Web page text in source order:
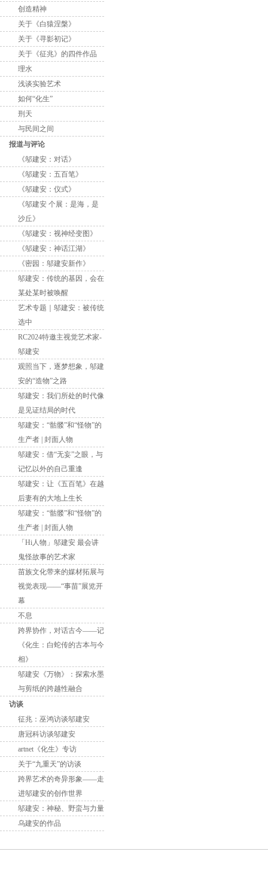
创造精神
关于《白猿涅槃》
关于《寻影初记》
关于《征兆》的四件作品
理水
浅谈实验艺术
如何“化生”
刑天
与民间之间
报道与评论
《邬建安：对话》
《邬建安：五百笔》
《邬建安：仪式》
《邬建安 个展：是海，是
沙丘》
《邬建安：视神经变图》
《邬建安：神话江湖》
《密园：邬建安新作》
邬建安：传统的基因，会在
某处某时被唤醒
艺术专题｜邬建安：被传统
选中
RC2024特邀主视觉艺术家-
邬建安
观照当下，逐梦想象，邬建
安的“造物”之路
邬建安：我们所处的时代像
是见证结局的时代
邬建安：“骷髅”和“怪物”的
生产者 | 封面人物
邬建安：借“无妄”之眼，与
记忆以外的自己重逢
邬建安：让《五百笔》在越
后妻有的大地上生长
邬建安：“骷髅”和“怪物”的
生产者 | 封面人物
「Hi人物」邬建安 最会讲
鬼怪故事的艺术家
苗族文化带来的媒材拓展与
视觉表现——“事苗”展览开
幕
不息
跨界协作，对话古今——记
《化生：白蛇传的古本与今
相》
邬建安《万物》：探索水墨
与剪纸的跨越性融合
访谈
征兆：巫鸿访谈邬建安
唐冠科访谈邬建安
artnet《化生》专访
关于“九重天”的访谈
跨界艺术的奇异形象——走
进邬建安的创作世界
邬建安：神秘、野蛮与力量
乌建安的作品